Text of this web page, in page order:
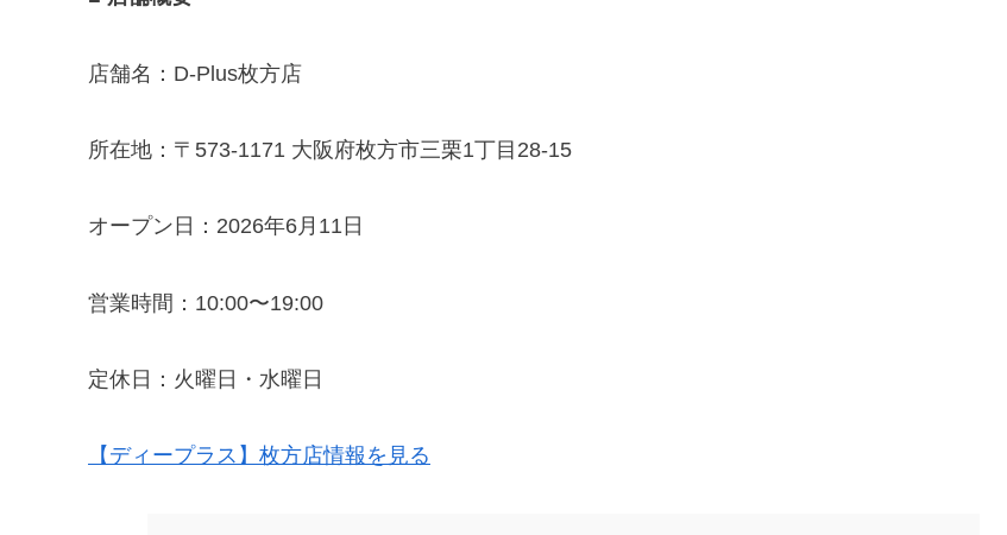
店舗名：D-Plus枚方店
所在地：〒573-1171 大阪府枚方市三栗1丁目28-15
オープン日：2026年6月11日
営業時間：10:00〜19:00
定休日：火曜日・水曜日
【ディープラス】枚方店情報を見る